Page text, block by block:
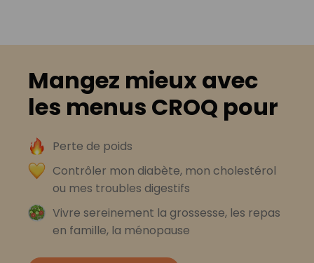
Mangez mieux avec
les menus CROQ pour
Perte de poids
Contrôler mon diabète, mon cholestérol
ou mes troubles digestifs
Vivre sereinement la grossesse, les repas
en famille, la ménopause